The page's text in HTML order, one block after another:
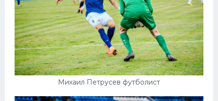
Михаил Петрусев футболист